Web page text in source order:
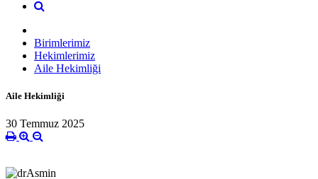
Birimlerimiz
Hekimlerimiz
Aile Hekimliği
Aile Hekimliği
30 Temmuz 2025